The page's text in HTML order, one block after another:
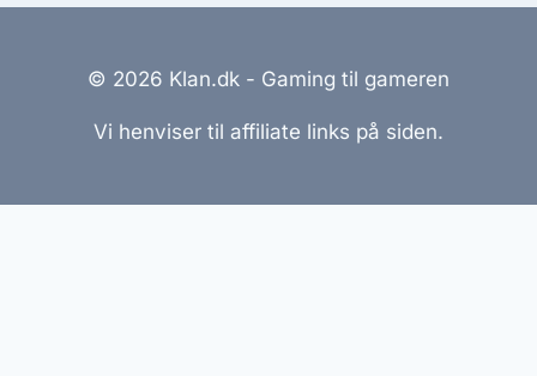
© 2026 Klan.dk - Gaming til gameren
Vi henviser til affiliate links på siden.